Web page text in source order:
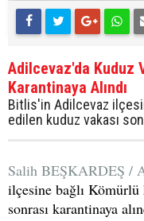
Adilcevaz'da Kuduz
Karantinaya Alındı
Bitlis'in Adilcevaz
edilen kuduz vakası
Salih BEŞKARDEŞ /
ilçesine bağlı
sonrası karantinaya